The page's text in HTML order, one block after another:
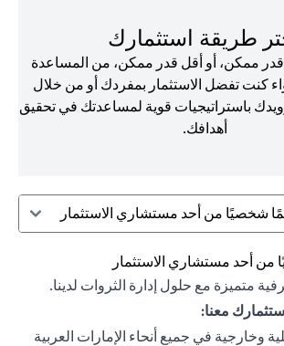
طريقة استثمارك
ممكن، أو أقل قدر ممكن، من المساعدة
كنت تفضل الاستثمار بمفردك أو من خلال
باستراتيجيات قوية لمساعدتك في تحقيق
أهدافك.
شخصيًا من أحد مستشاري الاستثمار
متميزة مع حلول إدارة الثروات لدينا.
معنا:
وخارجية في جميع أنحاء الإمارات العربية